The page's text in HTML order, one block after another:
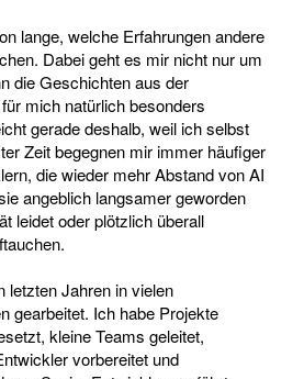
lange, welche Erfahrungen andere
Dabei geht es mir nicht nur um
die Geschichten aus der
mich natürlich besonders
gerade deshalb, weil ich selbst
Zeit begegnen mir immer häufiger
die wieder mehr Abstand von AI
angeblich langsamer geworden
leidet oder plötzlich überall
letzten Jahren in vielen
gearbeitet. Ich habe Projekte
kleine Teams geleitet,
vorbereitet und